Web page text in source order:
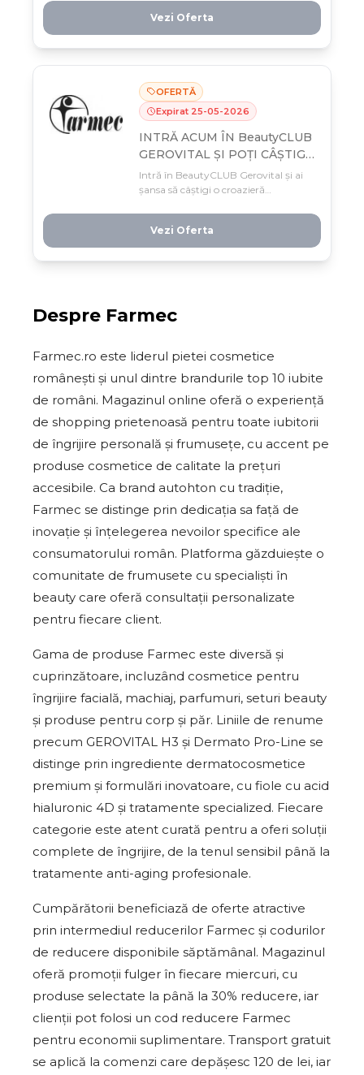
Vezi Oferta
OFERTĂ
Expirat 25-05-2026
INTRĂ ACUM ÎN BeautyCLUB
GEROVITAL ȘI POȚI CÂȘTIGA
SUPER PREMIILE VERII,
DESTINATE EXCLUSIV
Intră în BeautyCLUB Gerovital și ai
șansa să câștigi o croazieră
minim 99 lei între 17 aprilie și 25 mai
pe farmec.ro sau în magazinele
Gerovital și te înscrii automat în
Vezi Oferta
Despre Farmec
Farmec.ro este liderul pietei cosmetice
românești și unul dintre brandurile top 10 iubite
de români. Magazinul online oferă o experiență
de shopping prietenoasă pentru toate iubitorii
de îngrijire personală și frumusețe, cu accent pe
produse cosmetice de calitate la prețuri
accesibile. Ca brand autohton cu tradiție,
Farmec se distinge prin dedicația sa față de
inovație și înțelegerea nevoilor specifice ale
consumatorului român. Platforma găzduiește o
comunitate de frumusete cu specialiști în
beauty care oferă consultații personalizate
pentru fiecare client.
Gama de produse Farmec este diversă și
cuprinzătoare, incluzând cosmetice pentru
îngrijire facială, machiaj, parfumuri, seturi beauty
și produse pentru corp și păr. Liniile de renume
precum GEROVITAL H3 și Dermato Pro-Line se
distinge prin ingrediente dermatocosmetice
premium și formulări inovatoare, cu fiole cu acid
hialuronic 4D și tratamente specialized. Fiecare
categorie este atent curată pentru a oferi soluții
complete de îngrijire, de la tenul sensibil până la
tratamente anti-aging profesionale.
Cumpărătorii beneficiază de oferte atractive
prin intermediul reducerilor Farmec și codurilor
de reducere disponibile săptămânal. Magazinul
oferă promoții fulger în fiecare miercuri, cu
produse selectate la până la 30% reducere, iar
clienții pot folosi un cod reducere Farmec
pentru economii suplimentare. Transport gratuit
se aplică la comenzi care depășesc 120 de lei, iar